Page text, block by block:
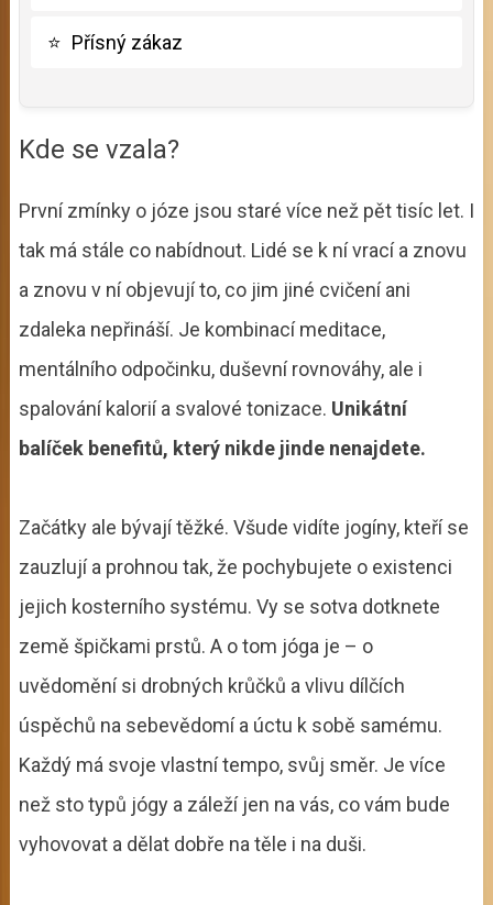
⭐ Přísný zákaz
Kde se vzala?
První zmínky o józe jsou staré více než pět tisíc let. I
tak má stále co nabídnout. Lidé se k ní vrací a znovu
a znovu v ní objevují to, co jim jiné cvičení ani
zdaleka nepřináší. Je kombinací meditace,
mentálního odpočinku, duševní rovnováhy, ale i
spalování kalorií a svalové tonizace. Unikátní
balíček benefitů, který nikde jinde nenajdete.
Začátky ale bývají těžké. Všude vidíte jogíny, kteří se
zauzlují a prohnou tak, že pochybujete o existenci
jejich kosterního systému. Vy se sotva dotknete
země špičkami prstů. A o tom jóga je – o
uvědomění si drobných krůčků a vlivu dílčích
úspěchů na sebevědomí a úctu k sobě samému.
Každý má svoje vlastní tempo, svůj směr. Je více
než sto typů jógy a záleží jen na vás, co vám bude
vyhovovat a dělat dobře na těle i na duši.